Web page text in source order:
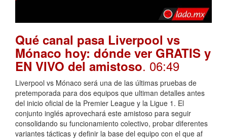
Qué canal pasa Liverpool vs
Mónaco hoy: dónde ver GRATIS y
EN VIVO del amistoso. 06:49
Liverpool vs Mónaco será una de las últimas pruebas de
pretemporada para dos equipos que ultiman detalles antes
del inicio oficial de la Premier League y la Ligue 1. El
conjunto inglés aprovechará este amistoso para seguir
consolidando su funcionamiento colectivo, probar diferentes
variantes tácticas y definir la base del equipo con el que af